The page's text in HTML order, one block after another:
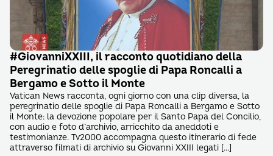
#GiovanniXXIII, il racconto quotidiano della
Peregrinatio delle spoglie di Papa Roncalli a
Bergamo e Sotto il Monte
Vatican News racconta, ogni giorno con una clip diversa, la
peregrinatio delle spoglie di Papa Roncalli a Bergamo e Sotto
il Monte: la devozione popolare per il Santo Papa del Concilio,
con audio e foto d’archivio, arricchito da aneddoti e
testimonianze. Tv2000 accompagna questo itinerario di fede
attraverso filmati di archivio su Giovanni XXIII legati […]